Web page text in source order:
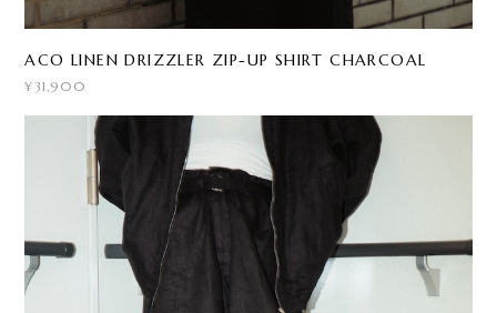
ACO LINEN DRIZZLER ZIP-UP SHIRT CHARCOAL
¥31,900